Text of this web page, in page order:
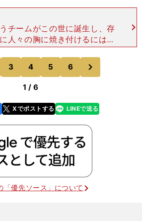
チームがこの世に誕生し、存
人々の胸に焼き付けるには、
ければならない。その強さを
れほど強く、素晴らしいチー
消滅してしま
3 4 5 6
のページへ
1 / 6
Xでポストする
line LINEで送る
「優先ソース」について